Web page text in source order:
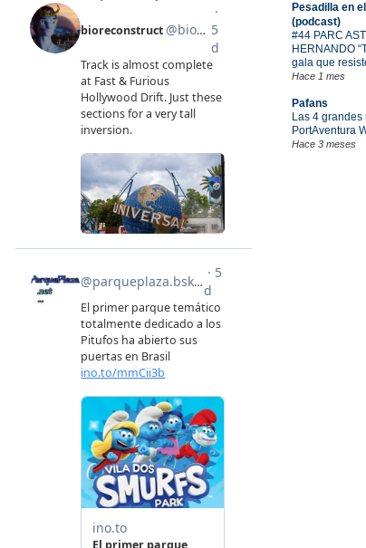
Pesadilla en
(podcast)
#44 PARC
HERNANDO
gala que
Hace 1 mes
Pafans
Las 4 grandes
PortAventura
Hace 3 meses